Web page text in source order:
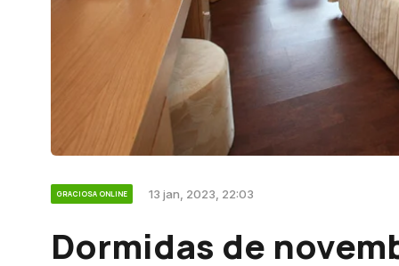
GRACIOSA ONLINE 13 jan, 2023, 22:03
Dormidas de